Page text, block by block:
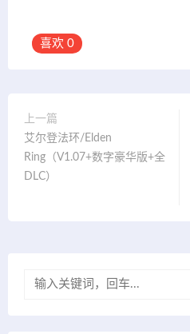
喜欢 0
上一篇
艾尔登法环/Elden
Ring（V1.07+数字豪华版+全
DLC）